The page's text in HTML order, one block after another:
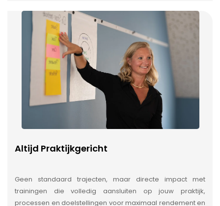
Altijd Praktijkgericht
Geen standaard trajecten, maar directe impact met
trainingen die volledig aansluiten op jouw praktijk,
processen en doelstellingen voor maximaal rendement en